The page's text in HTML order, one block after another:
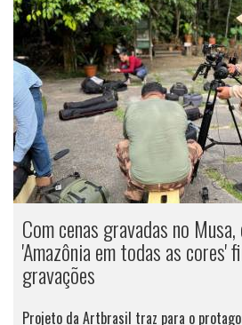
Com cenas gravadas no
'Amazônia em todas as cores'
gravações
Projeto da Artbrasil traz para o